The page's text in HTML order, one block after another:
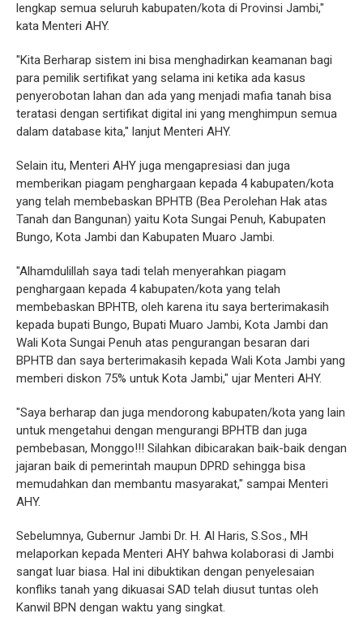
lengkap semua seluruh kabupaten/kota di Provinsi Jambi,"
kata Menteri AHY.
"Kita Berharap sistem ini bisa menghadirkan keamanan bagi
para pemilik sertifikat yang selama ini ketika ada kasus
penyerobotan lahan dan ada yang menjadi mafia tanah bisa
teratasi dengan sertifikat digital ini yang menghimpun semua
dalam database kita," lanjut Menteri AHY.
Selain itu, Menteri AHY juga mengapresiasi dan juga
memberikan piagam penghargaan kepada 4 kabupaten/kota
yang telah membebaskan BPHTB (Bea Perolehan Hak atas
Tanah dan Bangunan) yaitu Kota Sungai Penuh, Kabupaten
Bungo, Kota Jambi dan Kabupaten Muaro Jambi.
"Alhamdulillah saya tadi telah menyerahkan piagam
penghargaan kepada 4 kabupaten/kota yang telah
membebaskan BPHTB, oleh karena itu saya berterimakasih
kepada bupati Bungo, Bupati Muaro Jambi, Kota Jambi dan
Wali Kota Sungai Penuh atas pengurangan besaran dari
BPHTB dan saya berterimakasih kepada Wali Kota Jambi yang
memberi diskon 75% untuk Kota Jambi," ujar Menteri AHY.
"Saya berharap dan juga mendorong kabupaten/kota yang lain
untuk mengetahui dengan mengurangi BPHTB dan juga
pembebasan, Monggo!!! Silahkan dibicarakan baik-baik dengan
jajaran baik di pemerintah maupun DPRD sehingga bisa
memudahkan dan membantu masyarakat," sampai Menteri
AHY.
Sebelumnya, Gubernur Jambi Dr. H. Al Haris, S.Sos., MH
melaporkan kepada Menteri AHY bahwa kolaborasi di Jambi
sangat luar biasa. Hal ini dibuktikan dengan penyelesaian
konfliks tanah yang dikuasai SAD telah diusut tuntas oleh
Kanwil BPN dengan waktu yang singkat.